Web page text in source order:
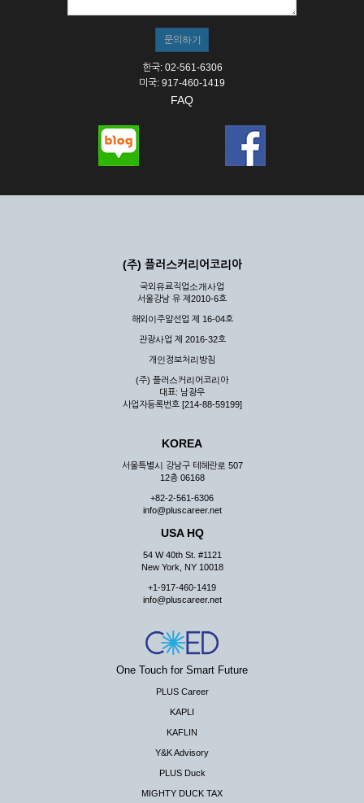
한국: 02-561-6306
미국: 917-460-1419
FAQ
(주) 플러스커리어코리아
국외유료직업소개사업
서울강남 유 제2010-6호
해외이주알선업 제 16-04호
관광사업 제 2016-32호
개인정보처리방침
(주) 플러스커리어코리아
대표: 남광우
사업자등록번호 [214-88-59199]
KOREA
서울특별시 강남구 테헤란로 507
12층 06168
+82-2-561-6306
info@pluscareer.net
USA HQ
54 W 40th St. #1121
New York, NY 10018
+1-917-460-1419
info@pluscareer.net
One Touch for Smart Future
PLUS Career
KAPLI
KAFLIN
Y&K Advisory
PLUS Duck
MIGHTY DUCK TAX